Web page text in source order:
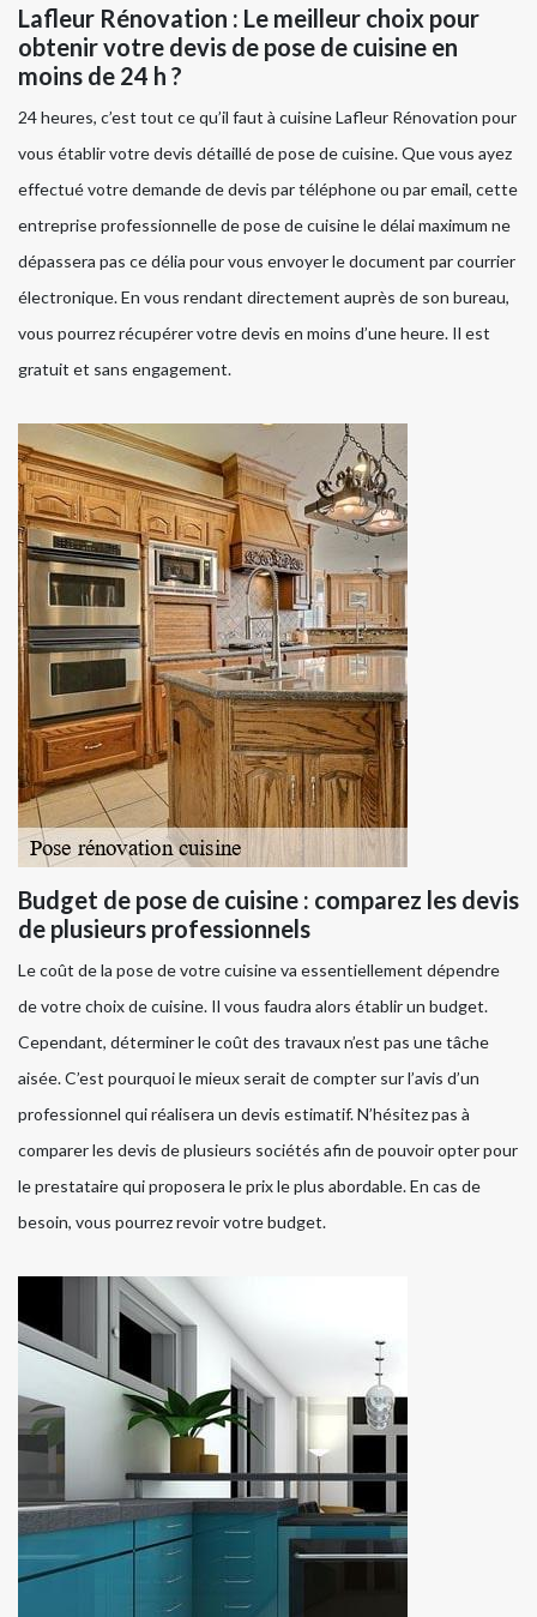
Lafleur Rénovation : Le meilleur choix pour
obtenir votre devis de pose de cuisine en
moins de 24 h ?
24 heures, c’est tout ce qu’il faut à cuisine Lafleur Rénovation pour
vous établir votre devis détaillé de pose de cuisine. Que vous ayez
effectué votre demande de devis par téléphone ou par email, cette
entreprise professionnelle de pose de cuisine le délai maximum ne
dépassera pas ce délia pour vous envoyer le document par courrier
électronique. En vous rendant directement auprès de son bureau,
vous pourrez récupérer votre devis en moins d’une heure. Il est
gratuit et sans engagement.
Budget de pose de cuisine : comparez les devis
de plusieurs professionnels
Le coût de la pose de votre cuisine va essentiellement dépendre
de votre choix de cuisine. Il vous faudra alors établir un budget.
Cependant, déterminer le coût des travaux n’est pas une tâche
aisée. C’est pourquoi le mieux serait de compter sur l’avis d’un
professionnel qui réalisera un devis estimatif. N’hésitez pas à
comparer les devis de plusieurs sociétés afin de pouvoir opter pour
le prestataire qui proposera le prix le plus abordable. En cas de
besoin, vous pourrez revoir votre budget.